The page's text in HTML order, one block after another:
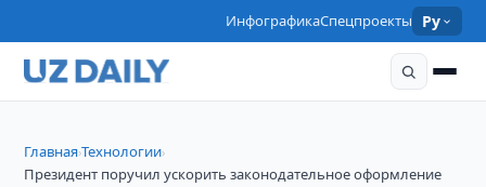
ИнфографикаСпецпроекты Ру
Главная›Технологии›
Президент поручил ускорить законодательное оформление